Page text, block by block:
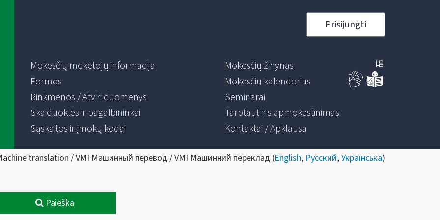
Prisijungti
Mokesčių mokėtojų informacija
Formos
Rinkmenos / Atviri duomenys
Skaičiuoklės ir pagalbininkai
Sąskaitos ir įmokų kodai
Mokesčių žinynas
Mokesčių kalendorius
Seminarai
Tarptautinis apmokestinimas
Kontaktai / Apklausa
translation / VMI Машинный перевод / VMI Машинний переклад (English, Русский,Українська)
Paieška